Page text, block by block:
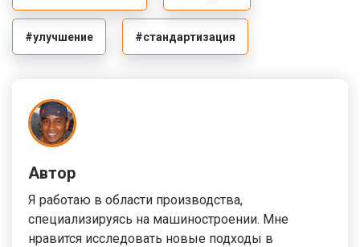
#улучшение #стандартизация
Автор
Я работаю в области производства,
специализируясь на машиностроении. Мне
нравится исследовать новые подходы в